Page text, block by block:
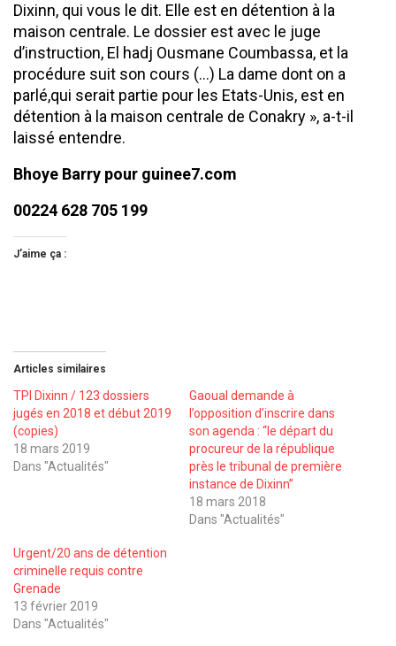
Dixinn, qui vous le dit. Elle est en détention à la
maison centrale. Le dossier est avec le juge
d’instruction, El hadj Ousmane Coumbassa, et la
procédure suit son cours (…) La dame dont on a
parlé,qui serait partie pour les Etats-Unis, est en
détention à la maison centrale de Conakry », a-t-il
laissé entendre.
Bhoye Barry pour guinee7.com
00224 628 705 199
J’aime ça :
Articles similaires
TPI Dixinn / 123 dossiers
jugés en 2018 et début 2019
(copies)
18 mars 2019
Dans "Actualités"
Gaoual demande à
l’opposition d’inscrire dans
son agenda : ‘‘le départ du
procureur de la république
près le tribunal de première
instance de Dixinn’’
18 mars 2018
Dans "Actualités"
Urgent/20 ans de détention
criminelle requis contre
Grenade
13 février 2019
Dans "Actualités"